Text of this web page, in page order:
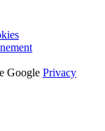
Google Privacy